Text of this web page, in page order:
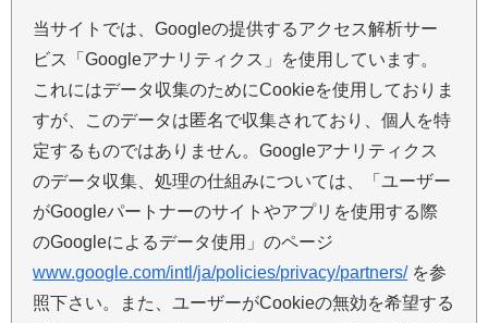
当サイトでは、Googleの提供するアクセス解析サー
ビス「Googleアナリティクス」を使用しています。
これにはデータ収集のためにCookieを使用しておりま
すが、このデータは匿名で収集されており、個人を特
定するものではありません。Googleアナリティクス
のデータ収集、処理の仕組みについては、「ユーザー
がGoogleパートナーのサイトやアプリを使用する際
のGoogleによるデータ使用」のページ
www.google.com/intl/ja/policies/privacy/partners/を参
照下さい。また、ユーザーがCookieの無効を希望する